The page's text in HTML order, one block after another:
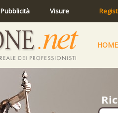
Pubblicità Visure
HOME